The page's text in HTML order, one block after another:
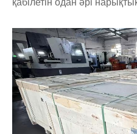
қабілетін одан әрі